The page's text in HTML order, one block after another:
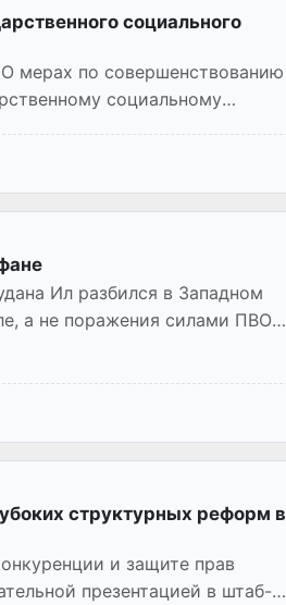
социального
мерах по совершенствованию
социальному
Ил разбился в Западном
а не поражения силами ПВО
структурных реформ в
и защите прав
презентацией в штаб-